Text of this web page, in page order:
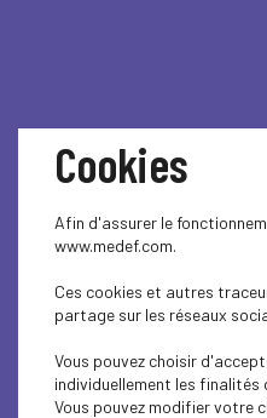
Cookies
Afin d'assurer le
www.medef.com.
Ces cookies et autres
partage sur les réseaux
Vous pouvez choisir
individuellement les finalités
Vous pouvez modifier votre